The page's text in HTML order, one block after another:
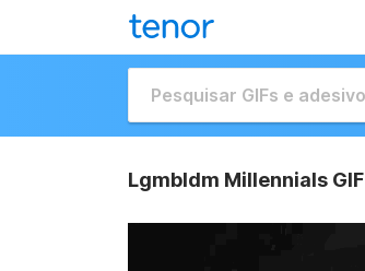
Lgmbldm Millennials GIF